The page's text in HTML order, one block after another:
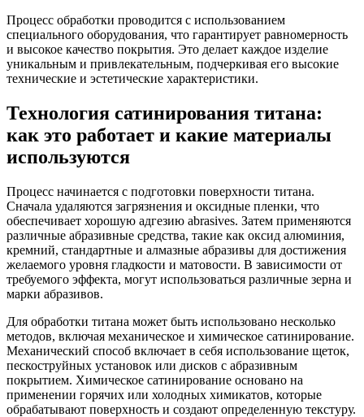
Процесс обработки проводится с использованием
специального оборудования, что гарантирует равномерность
и высокое качество покрытия. Это делает каждое изделие
уникальным и привлекательным, подчеркивая его высокие
технические и эстетические характеристики.
Технология сатинирования титана:
как это работает и какие материалы
используются
Процесс начинается с подготовки поверхности титана.
Сначала удаляются загрязнения и оксидные пленки, что
обеспечивает хорошую адгезию abrasives. Затем применяются
различные абразивные средства, такие как оксид алюминия,
кремний, стандартные и алмазные абразивы для достижения
желаемого уровня гладкости и матовости. В зависимости от
требуемого эффекта, могут использоваться различные зерна и
марки абразивов.
Для обработки титана может быть использовано несколько
методов, включая механическое и химическое сатинирование.
Механический способ включает в себя использование щеток,
пескоструйных установок или дисков с абразивным
покрытием. Химическое сатинирование основано на
применении горячих или холодных химикатов, которые
обрабатывают поверхность и создают определенную текстуру.